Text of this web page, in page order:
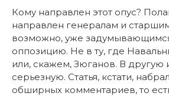
Кому направлен этот опус?
направлен генералам и
возможно, уже
оппозицию. Не в ту, где
или, скажем, Зюганов. В другую
серьезную. Статья, кстати,
обширных комментариев, то